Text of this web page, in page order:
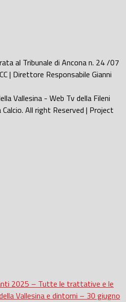
al Tribunale di Ancona n. 24 /07
| Direttore Responsabile Gianni
Vallesina - Web Tv della Fileni
All right Reserved | Project
2025 – Tutte le trattative e le
Vallesina e dintorni – 30 giugno